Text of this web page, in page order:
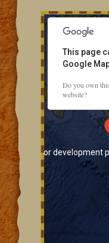
For development
This page
Google
Do you own this
website?